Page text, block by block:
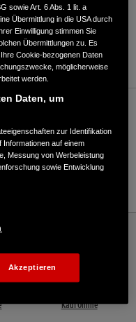
Kauf Online
sowie Art. 6 Abs. 1 lit. a
Übermittlung in die USA durch
Einwilligung stimmen Sie
Übermittlungen zu. Es
Cookie-bezogenen Daten
möglicherweise
werden.
Daten, um
zur Identifikation
auf einem
Messung von Werbeleistung
sowie Entwicklung
Akzeptieren